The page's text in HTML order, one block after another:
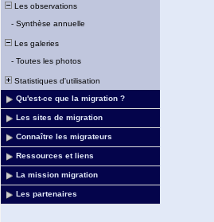
Les observations
- Synthèse annuelle
Les galeries
- Toutes les photos
Statistiques d'utilisation
Qu'est-ce que la migration ?
Les sites de migration
Connaître les migrateurs
Ressources et liens
La mission migration
Les partenaires